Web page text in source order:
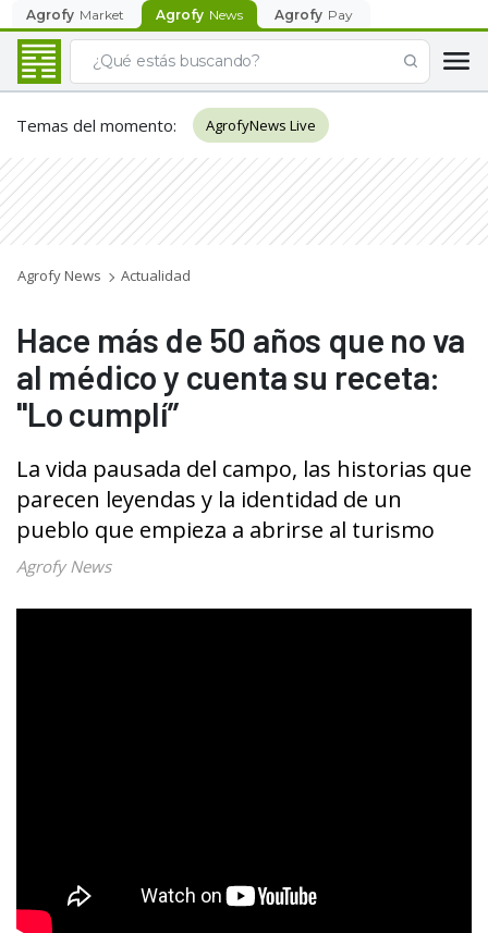
Agrofy Market Agrofy News Agrofy Pay
Temas del momento: AgrofyNews Live
Agrofy News Actualidad
Hace más de 50 años que no va
al médico y cuenta su receta:
"Lo cumplí”
La vida pausada del campo, las historias que
parecen leyendas y la identidad de un
pueblo que empieza a abrirse al turismo
Agrofy News